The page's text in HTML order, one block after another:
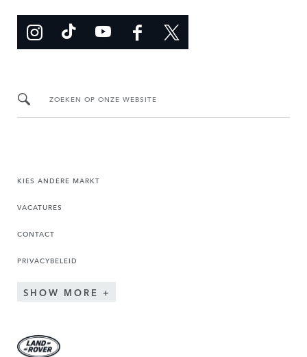
ZOEKEN OP ONZE WEBSITE
KIES ANDERE MARKT
VACATURES
CONTACT
PRIVACYBELEID
SHOW MORE